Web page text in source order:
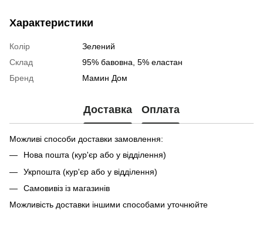
Характеристики
Колір
Зелений
Склад
95% бавовна, 5% еластан
Бренд
Мамин Дом
Доставка Оплата
Можливі способи доставки замовлення:
Нова пошта (кур'єр або у відділення)
Укрпошта (кур'єр або у відділення)
Самовивіз із магазинів
Можливість доставки іншими способами уточнюйте